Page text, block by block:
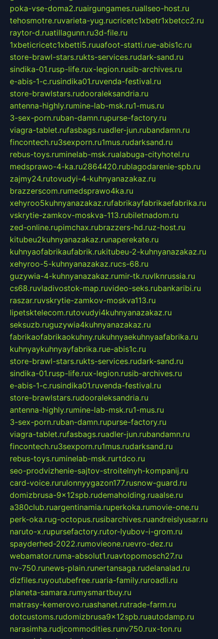
poka-vse-doma2.ruairgungames.ruallseo-host.ru
tehosmotre.ruvarieta-yug.rucricetc1xbetr1xbetcc2.ru
raytor-d.ruatillagunn.ru3d-file.ru
1xbeticricetc1xbetti5.ruuafoot-statti.rue-abis1c.ru
store-brawl-stars.rukts-services.rudark-sand.ru
sindika-01.rusp-life.rux-legion.rusib-archives.ru
e-abis-1-c.rusindika01.ruvenda-festival.ru
store-brawlstars.rudooraleksandria.ru
antenna-highly.rumine-lab-msk.ru1-mus.ru
3-sex-porn.ruban-damn.rupurse-factory.ru
viagra-tablet.rufasbags.ruadler-jun.rubandamn.ru
fincontech.ru3sexporn.ru1mus.rudarksand.ru
rebus-toys.ruminelab-msk.rualabuga-cityhotel.ru
medsprawo-4-ka.ru2864420.rublagodarenie-spb.ru
zajmy24.rutovudyi-4-kuhnyanazakaz.ru
brazzerscom.rumedsprawo4ka.ru
xehyroo5kuhnyanazakaz.rufabrikayfabrikaefabrika.ru
vskrytie-zamkov-moskva-113.rubiletnadom.ru
zed-online.rupimchax.rubrazzers-hd.ruz-host.ru
kitubeu2kuhnyanazakaz.runaperekate.ru
kuhnyaofabrikaufabrik.rukitubeu-2-kuhnyanazakaz.ru
xehyroo-5-kuhnyanazakaz.rucs-68.ru
guzywia-4-kuhnyanazakaz.rumir-tk.ruvlknrussia.ru
cs68.ruvladivostok-map.ruvideo-seks.rubankaribi.ru
raszar.ruvskrytie-zamkov-moskva113.ru
lipetsktelecom.rutovudyi4kuhnyanazakaz.ru
seksuzb.ruguzywia4kuhnyanazakaz.ru
fabrikaofabrikaokuhny.rukuhnyaekuhnyaafabrika.ru
kuhnyaykuhnyayfabrika.rue-abis1c.ru
store-brawl-stars.rukts-services.rudark-sand.ru
sindika-01.rusp-life.rux-legion.rusib-archives.ru
e-abis-1-c.rusindika01.ruvenda-festival.ru
store-brawlstars.rudooraleksandria.ru
antenna-highly.rumine-lab-msk.ru1-mus.ru
3-sex-porn.ruban-damn.rupurse-factory.ru
viagra-tablet.rufasbags.ruadler-jun.rubandamn.ru
fincontech.ru3sexporn.ru1mus.rudarksand.ru
rebus-toys.ruminelab-msk.rurtdco.ru
seo-prodvizhenie-sajtov-stroitelnyh-kompanij.ru
card-voice.rurulonnyygazon177.rusnow-guard.ru
domizbrusa-9x12spb.rudemaholding.ruaalse.ru
a380club.ruargentinamia.ruperkoka.rumovie-one.ru
perk-oka.rug-octopus.rusibarchives.ruandreislyusar.ru
naruto-x.rupursefactory.rutor-lyubov-i-grom.ru
spayderhed-2022.rumovieone.ruevro-dez.ru
webamator.ruma-absolut1.ruavtopomosch27.ru
nv-750.runews-plain.runertansaga.rudelanalad.ru
dizfiles.ruyoutubefree.ruaria-family.ruroadli.ru
planeta-samara.rumysmartbuy.ru
matrasy-kemerovo.ruashanet.rutrade-farm.ru
dotcustoms.rudomizbrusa9x12spb.ruautodamp.ru
narasimha.rudjcommodities.runv750.rux-ton.ru